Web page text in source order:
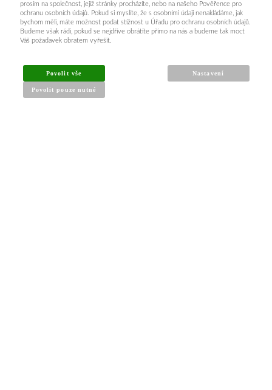
prosím na společnost, jejíž stránky procházíte, nebo na našeho Pověřence pro
ochranu osobních údajů. Pokud si myslíte, že s osobními údaji nenakládáme, jak
bychom měli, máte možnost podat stížnost u Úřadu pro ochranu osobních údajů.
Budeme však rádi, pokud se nejdříve obrátíte přímo na nás a budeme tak moct
Váš požadavek obratem vyřešit.
Povolit vše
Povolit pouze nutné
Nastavení